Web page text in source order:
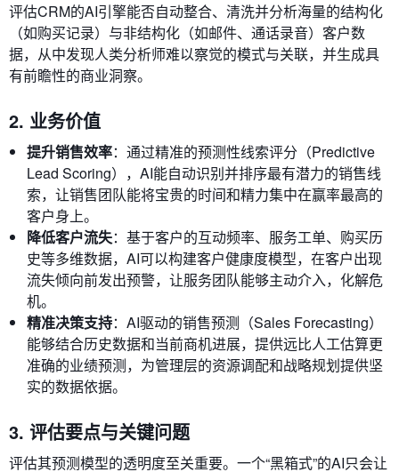
评估CRM的AI引擎能否自动整合、清洗并分析海量的结构化
（如购买记录）与非结构化（如邮件、通话录音）客户数
据，从中发现人类分析师难以察觉的模式与关联，并生成具
有前瞻性的商业洞察。
2. 业务价值
提升销售效率：通过精准的预测性线索评分（Predictive
Lead Scoring），AI能自动识别并排序最有潜力的销售线
索，让销售团队能将宝贵的时间和精力集中在赢率最高的
客户身上。
降低客户流失：基于客户的互动频率、服务工单、购买历
史等多维数据，AI可以构建客户健康度模型，在客户出现
流失倾向前发出预警，让服务团队能够主动介入，化解危
机。
精准决策支持：AI驱动的销售预测（Sales Forecasting）
能够结合历史数据和当前商机进展，提供远比人工估算更
准确的业绩预测，为管理层的资源调配和战略规划提供坚
实的数据依据。
3. 评估要点与关键问题
评估其预测模型的透明度至关重要。一个“黑箱式”的AI只会让